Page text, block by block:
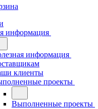
информация
информация
клиенты
проекты
Выполненные проекты